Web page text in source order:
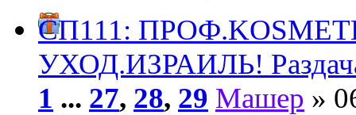
СП111:
УХОД.ИЗРАИЛЬ!
1 ... 27, 28, 29 Машер »